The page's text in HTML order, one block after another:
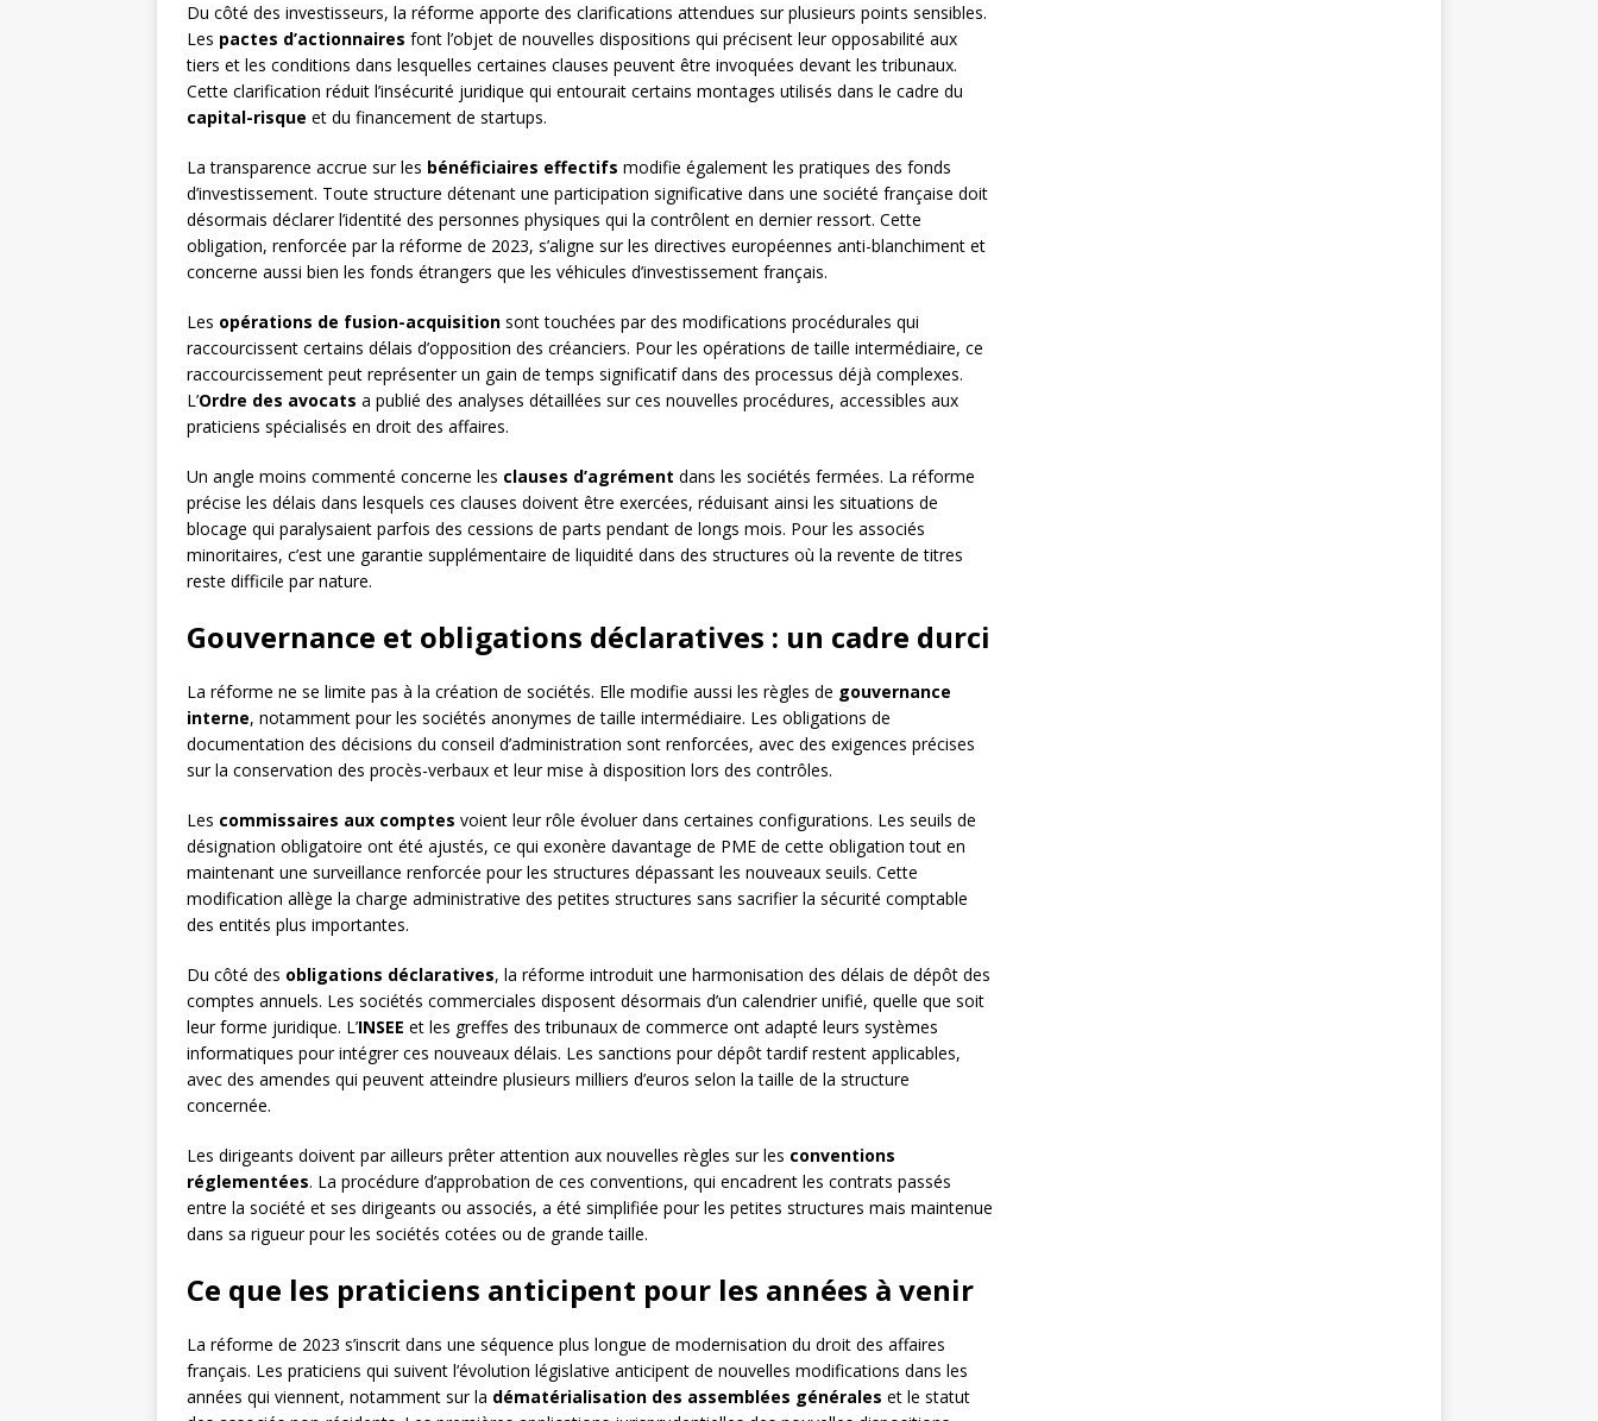
Du côté des investisseurs, la réforme apporte des clarifications attendues sur plusieurs points sensibles.
Les pactes d’actionnaires font l’objet de nouvelles dispositions qui précisent leur opposabilité aux
tiers et les conditions dans lesquelles certaines clauses peuvent être invoquées devant les tribunaux.
Cette clarification réduit l’insécurité juridique qui entourait certains montages utilisés dans le cadre du
capital-risque et du financement de startups.
La transparence accrue sur les bénéficiaires effectifs modifie également les pratiques des fonds
d’investissement. Toute structure détenant une participation significative dans une société française doit
désormais déclarer l’identité des personnes physiques qui la contrôlent en dernier ressort. Cette
obligation, renforcée par la réforme de 2023, s’aligne sur les directives européennes anti-blanchiment et
concerne aussi bien les fonds étrangers que les véhicules d’investissement français.
Les opérations de fusion-acquisition sont touchées par des modifications procédurales qui
raccourcissent certains délais d’opposition des créanciers. Pour les opérations de taille intermédiaire, ce
raccourcissement peut représenter un gain de temps significatif dans des processus déjà complexes.
L’Ordre des avocats a publié des analyses détaillées sur ces nouvelles procédures, accessibles aux
praticiens spécialisés en droit des affaires.
Un angle moins commenté concerne les clauses d’agrément dans les sociétés fermées. La réforme
précise les délais dans lesquels ces clauses doivent être exercées, réduisant ainsi les situations de
blocage qui paralysaient parfois des cessions de parts pendant de longs mois. Pour les associés
minoritaires, c’est une garantie supplémentaire de liquidité dans des structures où la revente de titres
reste difficile par nature.
Gouvernance et obligations déclaratives : un cadre durci
La réforme ne se limite pas à la création de sociétés. Elle modifie aussi les règles de gouvernance
interne, notamment pour les sociétés anonymes de taille intermédiaire. Les obligations de
documentation des décisions du conseil d’administration sont renforcées, avec des exigences précises
sur la conservation des procès-verbaux et leur mise à disposition lors des contrôles.
Les commissaires aux comptes voient leur rôle évoluer dans certaines configurations. Les seuils de
désignation obligatoire ont été ajustés, ce qui exonère davantage de PME de cette obligation tout en
maintenant une surveillance renforcée pour les structures dépassant les nouveaux seuils. Cette
modification allège la charge administrative des petites structures sans sacrifier la sécurité comptable
des entités plus importantes.
Du côté des obligations déclaratives, la réforme introduit une harmonisation des délais de dépôt des
comptes annuels. Les sociétés commerciales disposent désormais d’un calendrier unifié, quelle que soit
leur forme juridique. L’INSEE et les greffes des tribunaux de commerce ont adapté leurs systèmes
informatiques pour intégrer ces nouveaux délais. Les sanctions pour dépôt tardif restent applicables,
avec des amendes qui peuvent atteindre plusieurs milliers d’euros selon la taille de la structure
concernée.
Les dirigeants doivent par ailleurs prêter attention aux nouvelles règles sur les conventions
réglementées. La procédure d’approbation de ces conventions, qui encadrent les contrats passés
entre la société et ses dirigeants ou associés, a été simplifiée pour les petites structures mais maintenue
dans sa rigueur pour les sociétés cotées ou de grande taille.
Ce que les praticiens anticipent pour les années à venir
La réforme de 2023 s’inscrit dans une séquence plus longue de modernisation du droit des affaires
français. Les praticiens qui suivent l’évolution législative anticipent de nouvelles modifications dans les
années qui viennent, notamment sur la dématérialisation des assemblées générales et le statut